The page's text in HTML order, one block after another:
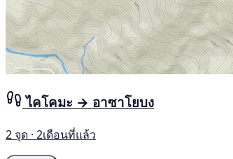
ไคโคมะ → อาซาโยบง
2 จุด · 2เดือนที่แล้ว